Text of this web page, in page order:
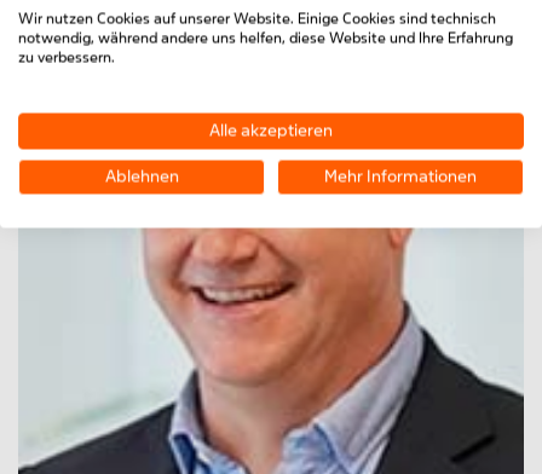
Wir nutzen Cookies auf unserer Website. Einige Cookies sind technisch
notwendig, während andere uns helfen, diese Website und Ihre Erfahrung
zu verbessern.
Alle akzeptieren
Ablehnen Mehr Informationen